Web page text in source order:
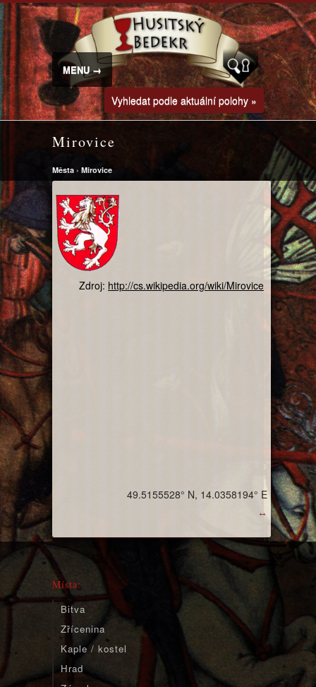
MENU →
Vyhledat podle aktuální polohy »
Mirovice
Města › Mirovice
Zdroj: http://cs.wikipedia.org/wiki/Mirovice
↔
49.5155528° N, 14.0358194° E
Místa:
Bitva
Zřícenina
Kaple / kostel
Hrad